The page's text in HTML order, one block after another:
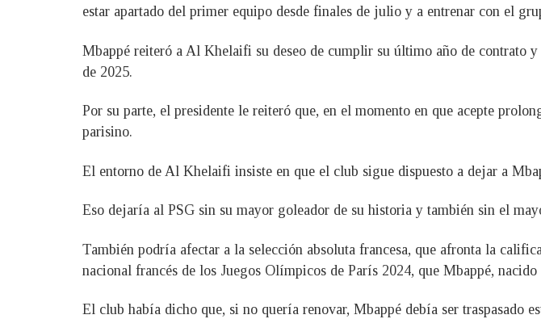
estar apartado del primer equipo desde finales de julio y a entrenar con el
Mbappé reiteró a Al Khelaifi su deseo de cumplir su último año de contrato
de 2025.
Por su parte, el presidente le reiteró que, en el momento en que acepte
parisino.
El entorno de Al Khelaifi insiste en que el club sigue dispuesto a dejar a
Eso dejaría al PSG sin su mayor goleador de su historia y también sin el
También podría afectar a la selección absoluta francesa, que afronta la
nacional francés de los Juegos Olímpicos de París 2024, que Mbappé,
El club había dicho que, si no quería renovar, Mbappé debía ser traspasado